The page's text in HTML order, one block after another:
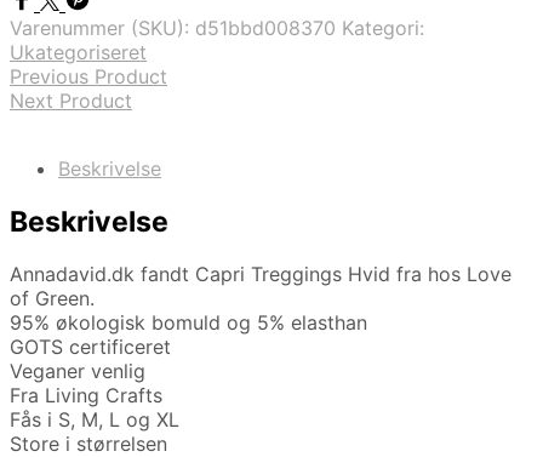
Varenummer (SKU): d51bbd008370 Kategori:
Ukategoriseret
Previous Product
Next Product
Beskrivelse
Beskrivelse
Annadavid.dk fandt Capri Treggings Hvid fra hos Love
of Green.
95% økologisk bomuld og 5% elasthan
GOTS certificeret
Veganer venlig
Fra Living Crafts
Fås i S, M, L og XL
Store i størrelsen